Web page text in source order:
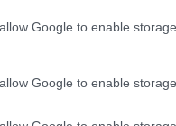
Google to enable
Google to enable